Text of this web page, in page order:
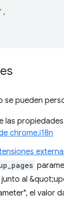
,
se pueden
las propiedades
chrome.i18n
al
el valor